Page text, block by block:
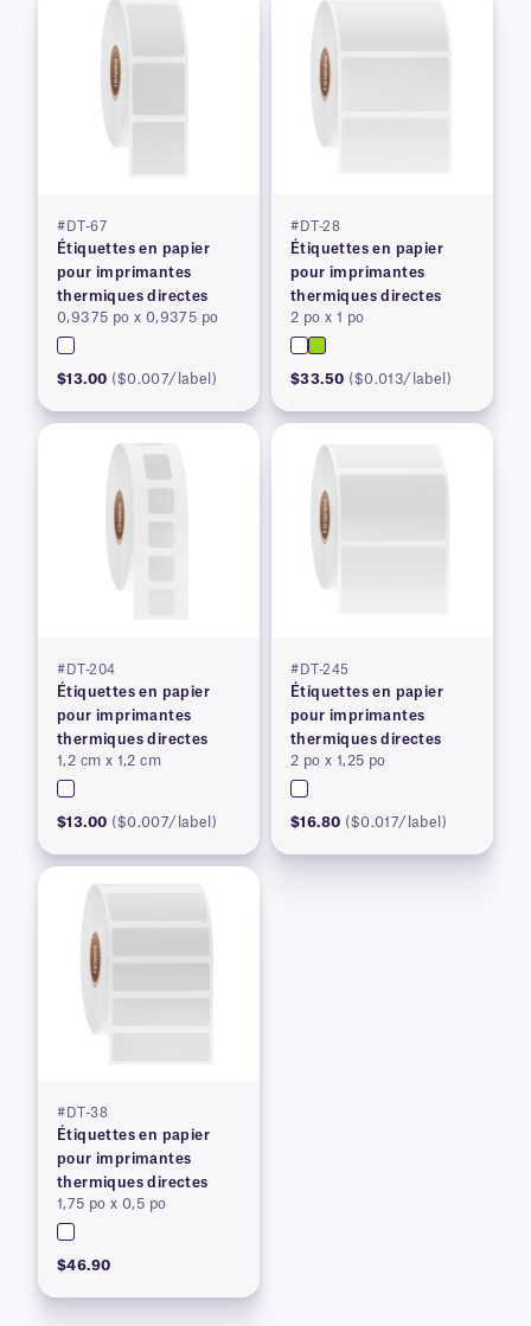
#DT-67
Étiquettes en papier
pour imprimantes
thermiques directes
0,9375 po x 0,9375 po
$13.00 ($0.007/label)
#DT-28
Étiquettes en papier
pour imprimantes
thermiques directes
2 po x 1 po
$33.50 ($0.013/label)
#DT-204
Étiquettes en papier
pour imprimantes
thermiques directes
1,2 cm x 1,2 cm
$13.00 ($0.007/label)
#DT-245
Étiquettes en papier
pour imprimantes
thermiques directes
2 po x 1,25 po
$16.80 ($0.017/label)
#DT-38
Étiquettes en papier
pour imprimantes
thermiques directes
1,75 po x 0,5 po
$46.90